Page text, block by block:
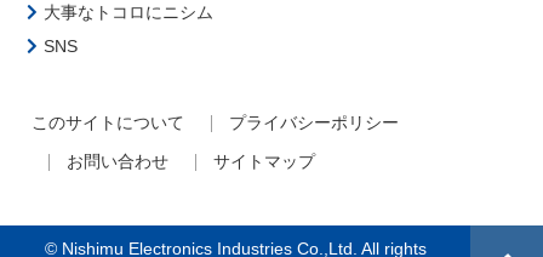
大事なトコロにニシム
SNS
このサイトについて
プライバシーポリシー
お問い合わせ
サイトマップ
© Nishimu Electronics Industries Co.,Ltd. All rights